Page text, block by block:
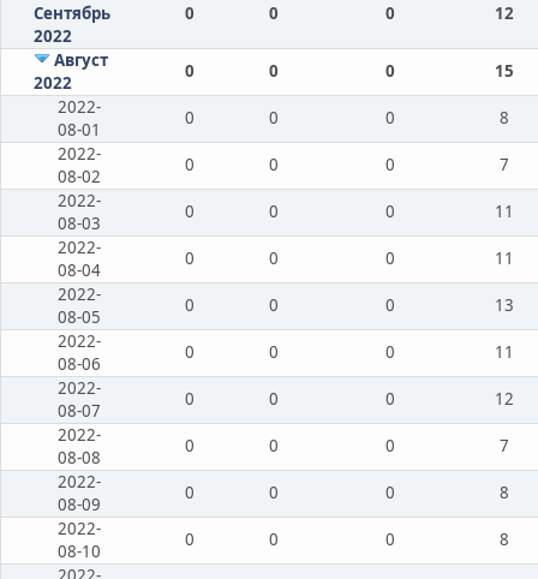
Сентябрь
2022
0 0 0 12
Август
2022
0 0 0
15
2022-
08-01
0 0 0
8
2022-
08-02
0 0 0
7
2022-
08-03
0 0 0
11
2022-
08-04
0 0 0
11
2022-
08-05
0 0 0
13
2022-
08-06
0 0 0
11
2022-
08-07
0 0 0
12
2022-
08-08
0 0 0
7
2022-
08-09
0 0 0
8
2022-
08-10
0 0 0
8